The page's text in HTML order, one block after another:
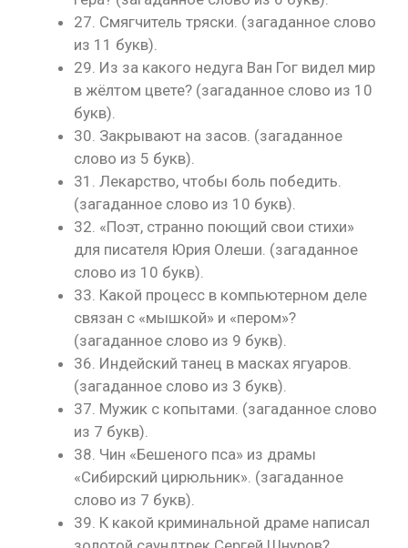
27. Смягчитель тряски. (загаданное слово
из 11 букв).
29. Из за какого недуга Ван Гог видел мир
в жёлтом цвете? (загаданное слово из 10
букв).
30. Закрывают на засов. (загаданное
слово из 5 букв).
31. Лекарство, чтобы боль победить.
(загаданное слово из 10 букв).
32. «Поэт, странно поющий свои стихи»
для писателя Юрия Олеши. (загаданное
слово из 10 букв).
33. Какой процесс в компьютерном деле
связан с «мышкой» и «пером»?
(загаданное слово из 9 букв).
36. Индейский танец в масках ягуаров.
(загаданное слово из 3 букв).
37. Мужик с копытами. (загаданное слово
из 7 букв).
38. Чин «Бешеного пса» из драмы
«Сибирский цирюльник». (загаданное
слово из 7 букв).
39. К какой криминальной драме написал